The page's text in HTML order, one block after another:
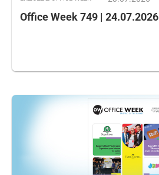
Office Week 749 | 24.07.2026